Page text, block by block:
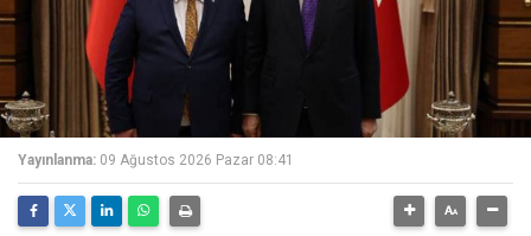
Yayınlanma: 09 Ağustos 2026 Pazar 08:41